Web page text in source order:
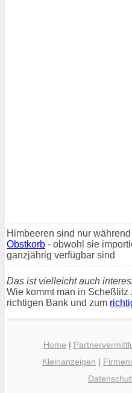
Himbeeren sind nur
Obstkorb - obwohl sie
ganzjährig verfügbar sind
Das ist vielleicht auch
Wie kommt man in Scheßlitz
richtigen Bank und zum
Home |
Kleinanzeigen |